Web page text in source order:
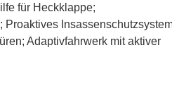
für Heckklappe;
Adaptivfahrwerk mit aktiver